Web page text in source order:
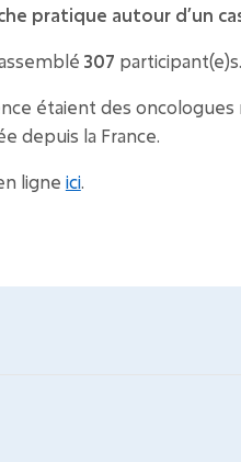
pratique autour d’un
307 participant(e)s.
étaient des
depuis la France.
ligne ici.